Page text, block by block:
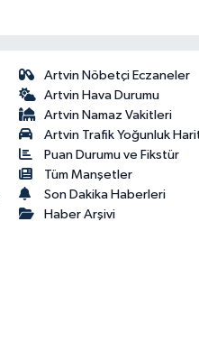
Artvin Nöbetçi Eczaneler
Artvin Hava Durumu
Artvin Namaz Vakitleri
Artvin Trafik Yoğunluk
Puan Durumu ve Fikstür
Tüm Manşetler
Son Dakika Haberleri
Haber Arşivi